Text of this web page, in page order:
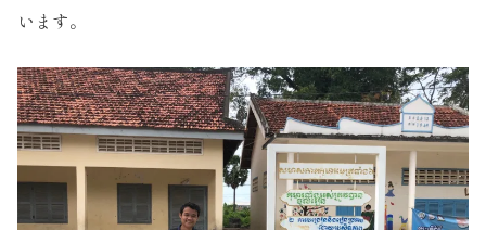
います。